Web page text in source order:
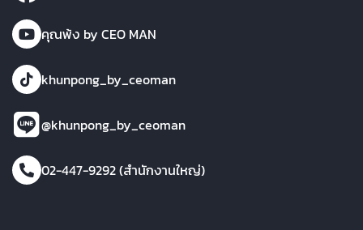
คุณพ้ง by CEO MAN
khunpong_by_ceoman
@khunpong_by_ceoman
02-447-9292 (สำนักงานใหญ่)